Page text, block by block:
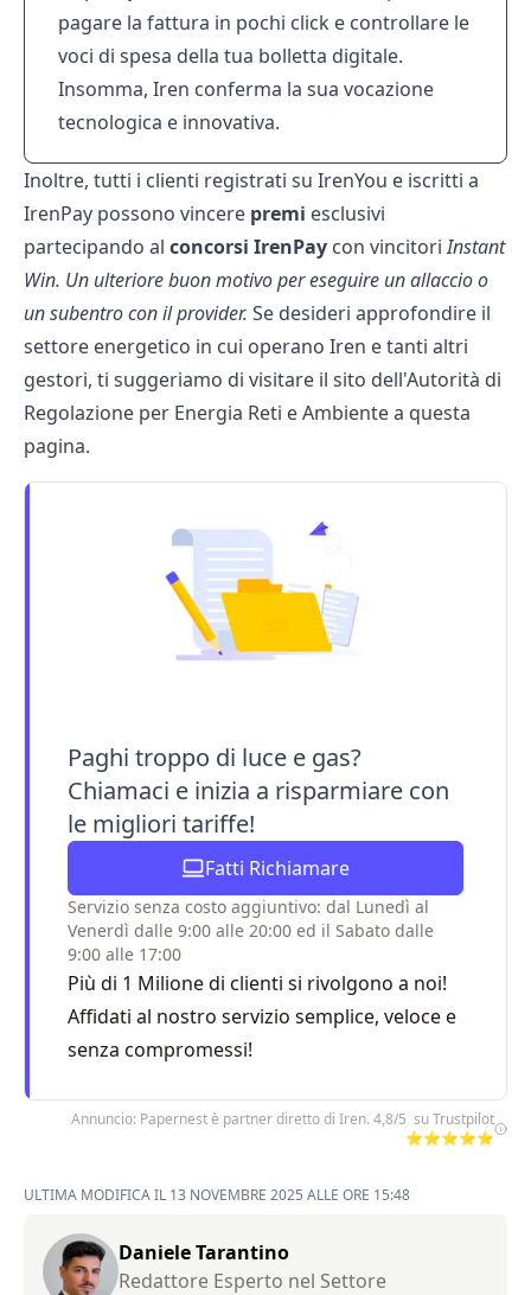
pagare la fattura in pochi click e controllare le
voci di spesa della tua bolletta digitale.
Insomma, Iren conferma la sua vocazione
tecnologica e innovativa.
Inoltre, tutti i clienti registrati su IrenYou e iscritti a
IrenPay possono vincere premi esclusivi
partecipando al concorsi IrenPay con vincitoriInstant
Win. Un ulteriore buon motivo per eseguire unallaccioo
unsubentrocon il provider. Se desideri approfondire il
settore energetico in cui operano Iren e tanti altri
gestori, ti suggeriamo di visitare il sito dell'Autorità di
Regolazione per Energia Reti e Ambiente a questa
pagina.
Paghi troppo di luce e gas?
Chiamaci e inizia a risparmiare con
le migliori tariffe!
Fatti Richiamare
Servizio senza costo aggiuntivo: dal Lunedì al
Venerdì dalle 9:00 alle 20:00 ed il Sabato dalle
9:00 alle 17:00
Più di 1 Milione di clienti si rivolgono a noi!
Affidati al nostro servizio semplice, veloce e
senza compromessi!
Annuncio: Papernest è partner diretto di Iren. 4,8/5 su Trustpilot
⭐⭐⭐⭐⭐
ULTIMA MODIFICA IL 13 NOVEMBRE 2025 ALLE ORE 15:48
Daniele Tarantino
Redattore Esperto nel Settore